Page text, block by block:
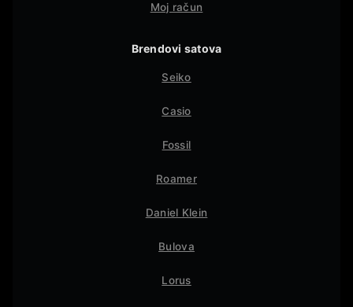
Moj račun
Brendovi satova
Seiko
Casio
Fossil
Roamer
Daniel Klein
Bulova
Lorus